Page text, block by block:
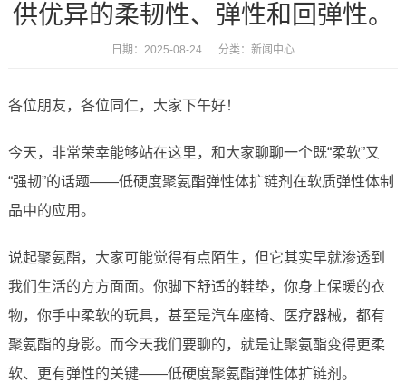
供优异的柔韧性、弹性和回弹性。
日期：2025-08-24 分类： 新闻中心
各位朋友，各位同仁，大家下午好！
今天，非常荣幸能够站在这里，和大家聊聊一个既“柔软”又
“强韧”的话题——低硬度聚氨酯弹性体扩链剂在软质弹性体制
品中的应用。
说起聚氨酯，大家可能觉得有点陌生，但它其实早就渗透到
我们生活的方方面面。你脚下舒适的鞋垫，你身上保暖的衣
物，你手中柔软的玩具，甚至是汽车座椅、医疗器械，都有
聚氨酯的身影。而今天我们要聊的，就是让聚氨酯变得更柔
软、更有弹性的关键——低硬度聚氨酯弹性体扩链剂。